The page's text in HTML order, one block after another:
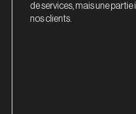
de services, mais une partie
nos clients.